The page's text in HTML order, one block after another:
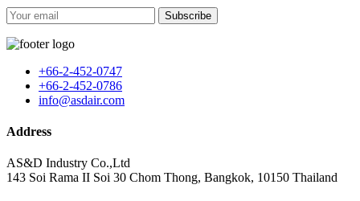
Subscribe
+66-2-452-0747
+66-2-452-0786
info@asdair.com
Address
AS&D Industry Co.,Ltd
143 Soi Rama II Soi 30 Chom Thong, Bangkok, 10150 Thailand